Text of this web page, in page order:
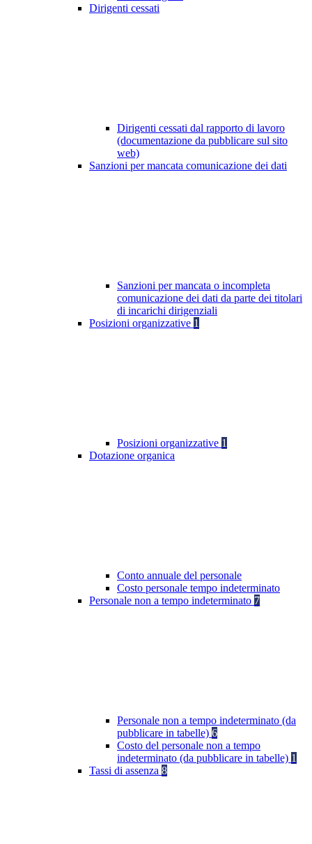
Dirigenti cessati
Dirigenti cessati dal rapporto di lavoro
(documentazione da pubblicare sul sito
web)
Sanzioni per mancata comunicazione dei dati
Sanzioni per mancata o incompleta
comunicazione dei dati da parte dei titolari
di incarichi dirigenziali
Posizioni organizzative 1
Posizioni organizzative 1
Dotazione organica
Conto annuale del personale
Costo personale tempo indeterminato
Personale non a tempo indeterminato 7
Personale non a tempo indeterminato (da
pubblicare in tabelle) 6
Costo del personale non a tempo
indeterminato (da pubblicare in tabelle) 1
Tassi di assenza 8